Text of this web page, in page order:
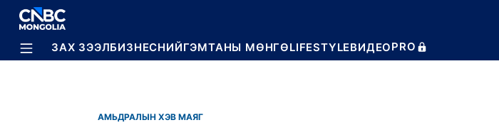
BREAKING
ЗАХ ЗЭЭЛБИЗНЕСНИЙГЭМТАНЫ МӨНГӨLIFESTYLEВИДЕОPRO
АМЬДРАЛЫН ХЭВ МАЯГ